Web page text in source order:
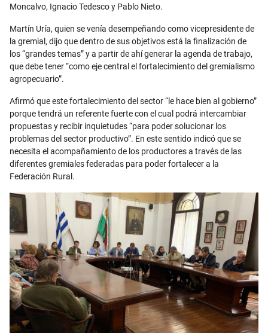
Moncalvo, Ignacio Tedesco y Pablo Nieto.
Martín Uría, quien se venía desempeñando como vicepresidente de
la gremial, dijo que dentro de sus objetivos está la finalización de
los “grandes temas” y a partir de ahí generar la agenda de trabajo,
que debe tener “como eje central el fortalecimiento del gremialismo
agropecuario”.
Afirmó que este fortalecimiento del sector “le hace bien al gobierno”
porque tendrá un referente fuerte con el cual podrá intercambiar
propuestas y recibir inquietudes “para poder solucionar los
problemas del sector productivo”. En este sentido indicó que se
necesita el acompañamiento de los productores a través de las
diferentes gremiales federadas para poder fortalecer a la
Federación Rural.